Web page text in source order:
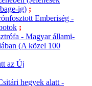
ig) ;
Emberiség -
;
- Magyar állami-
(A közel 100
az Új
hegyek alatt -